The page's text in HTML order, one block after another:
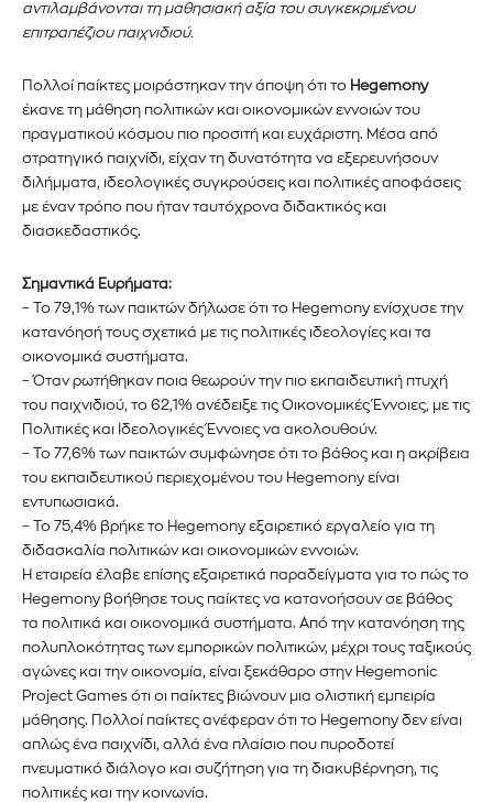
αντιλαμβάνονται τη μαθησιακή αξία του συγκεκριμένου
επιτραπέζιου παιχνιδιού.
Πολλοί παίκτες μοιράστηκαν την άποψη ότι το Hegemony
έκανε τη μάθηση πολιτικών και οικονομικών εννοιών του
πραγματικού κόσμου πιο προσιτή και ευχάριστη. Μέσα από
στρατηγικό παιχνίδι, είχαν τη δυνατότητα να εξερευνήσουν
διλήμματα, ιδεολογικές συγκρούσεις και πολιτικές αποφάσεις
με έναν τρόπο που ήταν ταυτόχρονα διδακτικός και
διασκεδαστικός.
Σημαντικά Ευρήματα:
– Το 79,1% των παικτών δήλωσε ότι το Hegemony ενίσχυσε την
κατανόησή τους σχετικά με τις πολιτικές ιδεολογίες και τα
οικονομικά συστήματα.
– Όταν ρωτήθηκαν ποια θεωρούν την πιο εκπαιδευτική πτυχή
του παιχνιδιού, το 62,1% ανέδειξε τις Οικονομικές Έννοιες, με τις
Πολιτικές και Ιδεολογικές Έννοιες να ακολουθούν.
– Το 77,6% των παικτών συμφώνησε ότι το βάθος και η ακρίβεια
του εκπαιδευτικού περιεχομένου του Hegemony είναι
εντυπωσιακά.
– Το 75,4% βρήκε το Hegemony εξαιρετικό εργαλείο για τη
διδασκαλία πολιτικών και οικονομικών εννοιών.
Η εταιρεία έλαβε επίσης εξαιρετικά παραδείγματα για το πώς το
Hegemony βοήθησε τους παίκτες να κατανοήσουν σε βάθος
τα πολιτικά και οικονομικά συστήματα. Από την κατανόηση της
πολυπλοκότητας των εμπορικών πολιτικών, μέχρι τους ταξικούς
αγώνες και την οικονομία, είναι ξεκάθαρο στην Hegemonic
Project Games ότι οι παίκτες βιώνουν μια ολιστική εμπειρία
μάθησης. Πολλοί παίκτες ανέφεραν ότι το Hegemony δεν είναι
απλώς ένα παιχνίδι, αλλά ένα πλαίσιο που πυροδοτεί
πνευματικό διάλογο και συζήτηση για τη διακυβέρνηση, τις
πολιτικές και την κοινωνία.